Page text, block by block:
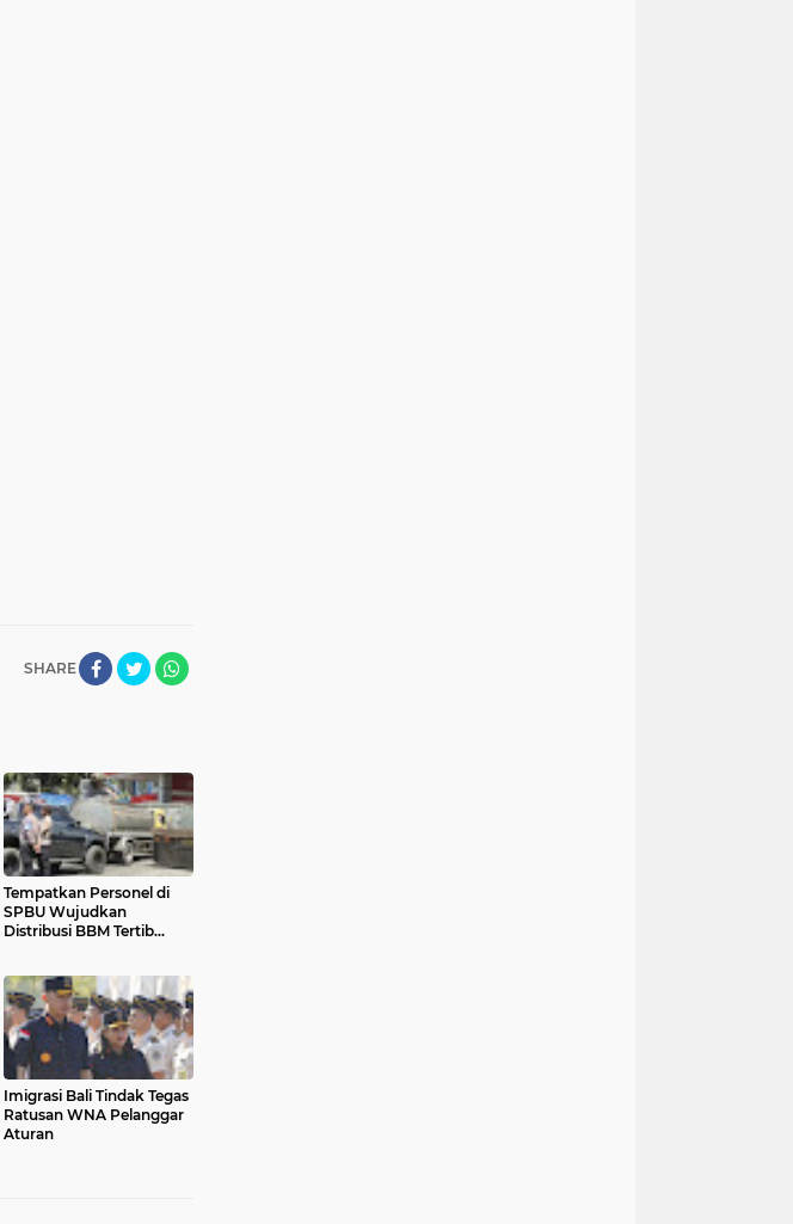
SHARE
‎Tempatkan Personel di
SPBU Wujudkan
Distribusi BBM Tertib
Imigrasi Bali Tindak Tegas
Ratusan WNA Pelanggar
Aturan